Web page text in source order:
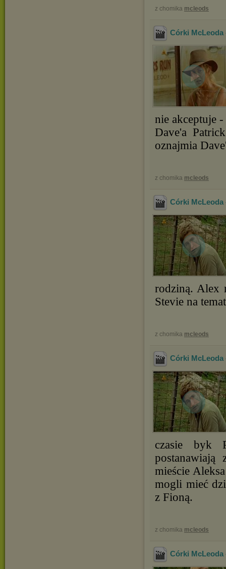
z chomika mcleods
Córki McLeoda
nie akceptuje
Dave'a
oznajmia
z chomika mcleods
Córki McLeoda
rodziną. Alex
Stevie na
z chomika mcleods
Córki McLeoda
czasie byk
mieście
mogli mieć
z Fioną.
z chomika mcleods
Córki McLeoda